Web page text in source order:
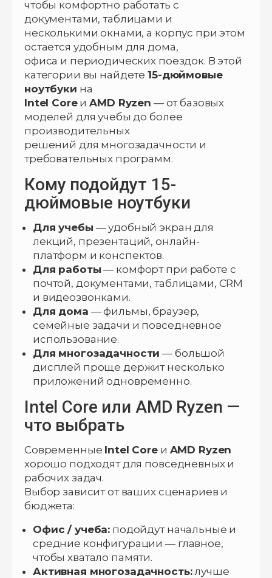
чтобы комфортно работать с
документами, таблицами и
несколькими окнами, а корпус при этом
остается удобным для дома,
офиса и периодических поездок. В этой
категории вы найдете15-дюймовые
ноутбуки на
Intel CoreиAMD Ryzen — от базовых
моделей для учебы до более
производительных
решений для многозадачности и
требовательных программ.
Кому подойдут 15-
дюймовые ноутбуки
Для учебы — удобный экран для
лекций, презентаций, онлайн-
платформ и конспектов.
Для работы — комфорт при работе с
почтой, документами, таблицами, CRM
и видеозвонками.
Для дома — фильмы, браузер,
семейные задачи и повседневное
использование.
Для многозадачности — большой
дисплей проще держит несколько
приложений одновременно.
Intel Core или AMD Ryzen —
что выбрать
Современные Intel Coreи AMD Ryzen
хорошо подходят для повседневных и
рабочих задач.
Выбор зависит от ваших сценариев и
бюджета:
Офис / учеба: подойдут начальные и
средние конфигурации — главное,
чтобы хватало памяти.
Активная многозадачность:лучше